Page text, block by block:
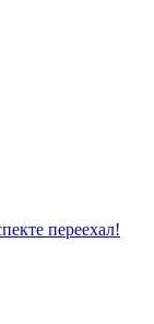
переехал!